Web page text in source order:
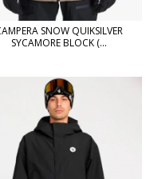
SNOW QUIKSILVER
SYCAMORE BLOCK (...